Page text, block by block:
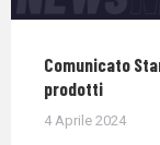
Comunicato
prodotti
4 Aprile 2024